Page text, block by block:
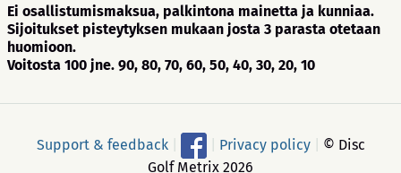
Ei osallistumismaksua, palkintona mainetta ja kunniaa.
Sijoitukset pisteytyksen mukaan josta 3 parasta otetaan
huomioon.
Voitosta 100 jne. 90, 80, 70, 60, 50, 40, 30, 20, 10
Support & feedback Privacy policy
© Disc
Golf Metrix 2026